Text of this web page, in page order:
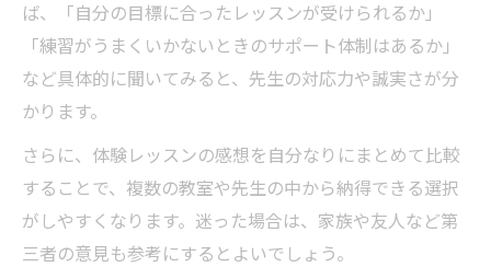
ば、「自分の目標に合ったレッスンが受けられるか」
「練習がうまくいかないときのサポート体制はあるか」
など具体的に聞いてみると、先生の対応力や誠実さが分
かります。
さらに、体験レッスンの感想を自分なりにまとめて比較
することで、複数の教室や先生の中から納得できる選択
がしやすくなります。迷った場合は、家族や友人など第
三者の意見も参考にするとよいでしょう。